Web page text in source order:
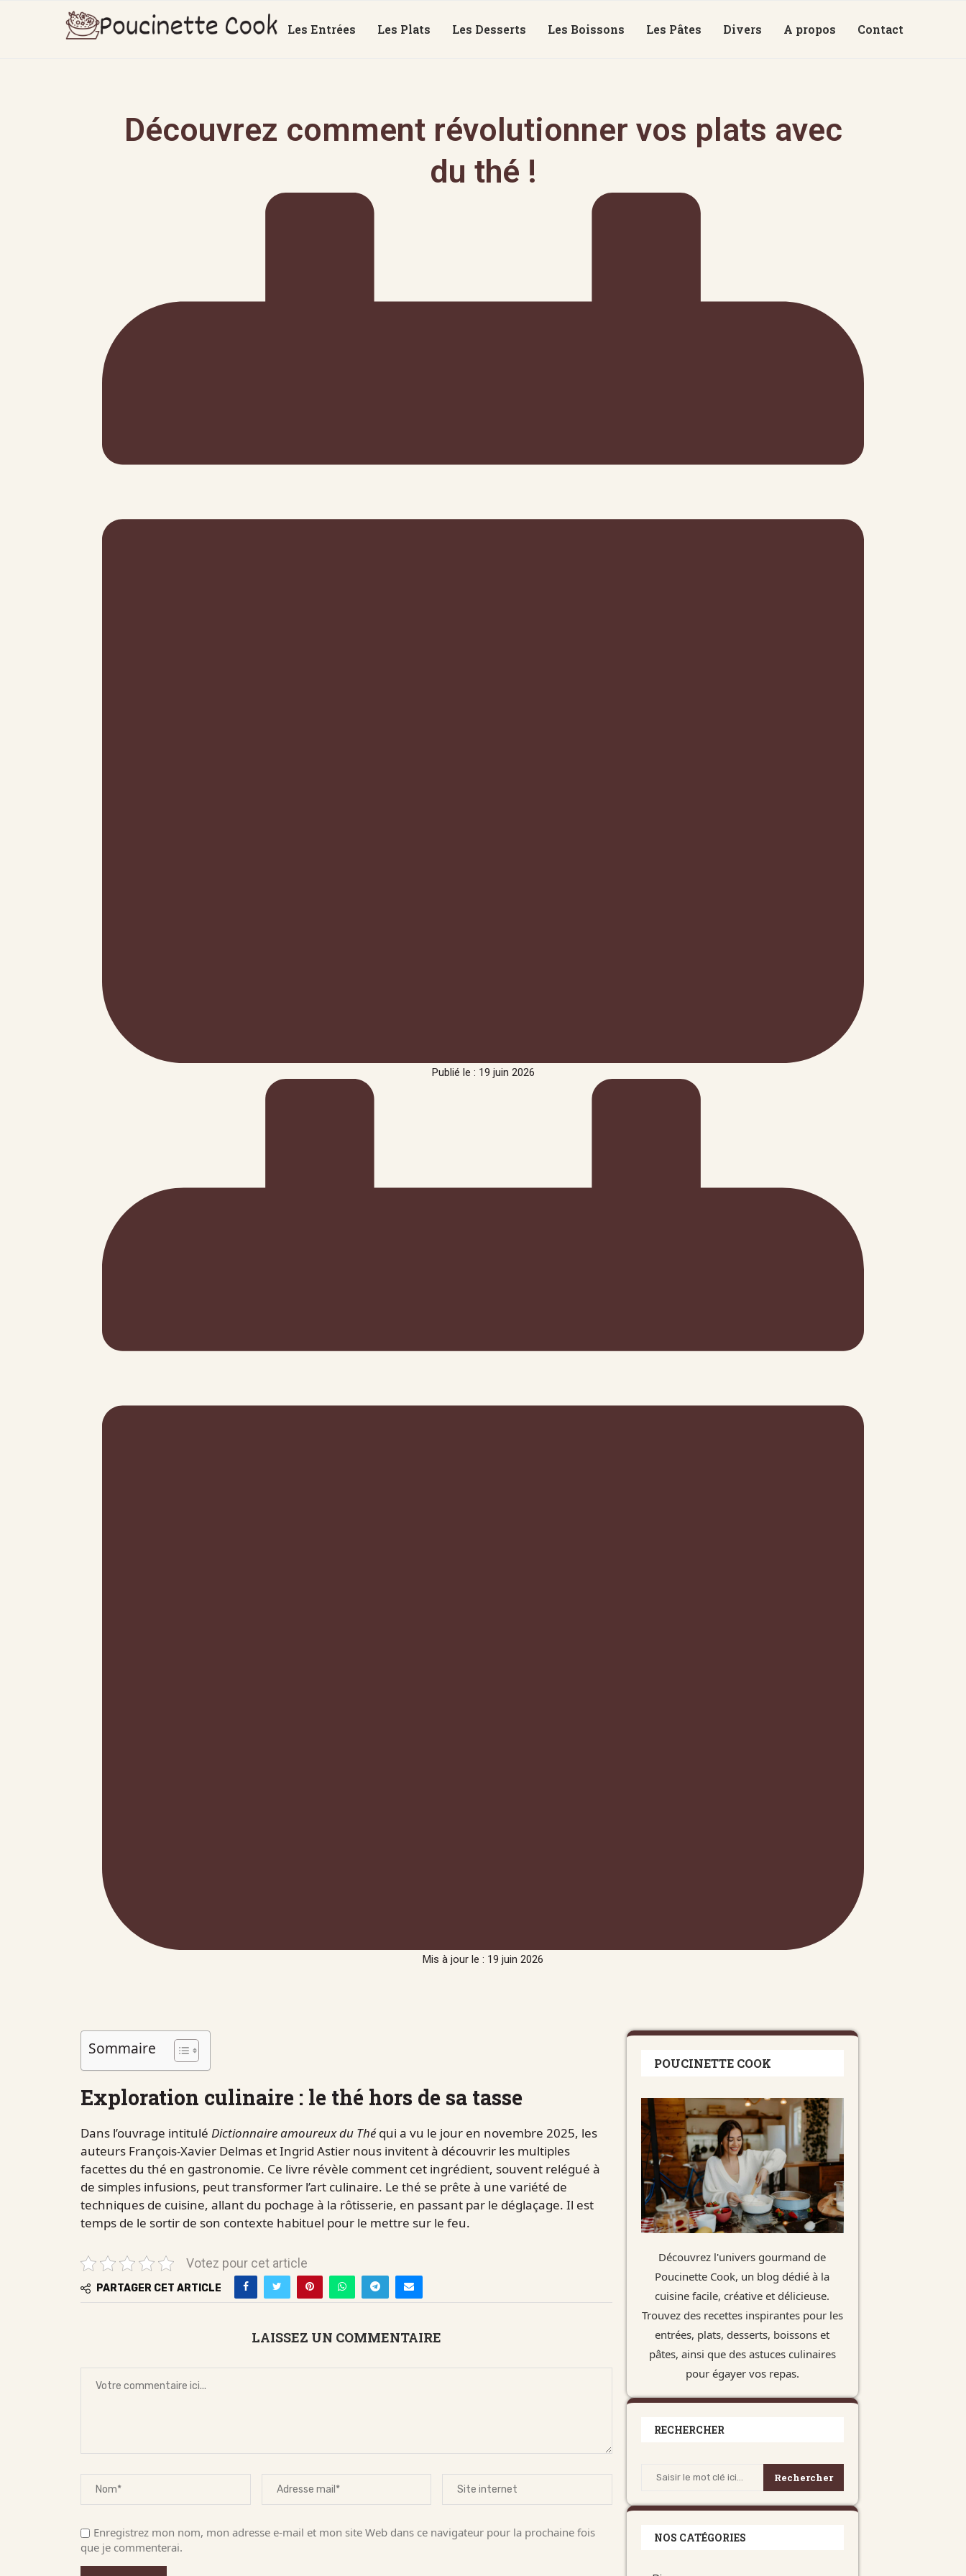
Les Entrées Les Plats Les Desserts Les Boissons Les Pâtes Divers A propos Contact
Découvrez comment révolutionner vos plats avec
du thé !
Publié le : 19 juin 2026
Mis à jour le : 19 juin 2026
Sommaire
Exploration culinaire : le thé hors de sa tasse
Dans l’ouvrage intitulé Dictionnaire amoureux du Thé qui a vu le jour en novembre 2025, les
auteurs François-Xavier Delmas et Ingrid Astier nous invitent à découvrir les multiples
facettes du thé en gastronomie. Ce livre révèle comment cet ingrédient, souvent relégué à
de simples infusions, peut transformer l’art culinaire. Le thé se prête à une variété de
techniques de cuisine, allant du pochage à la rôtisserie, en passant par le déglaçage. Il est
temps de le sortir de son contexte habituel pour le mettre sur le feu.
Votez pour cet article
PARTAGER CET ARTICLE
LAISSEZ UN COMMENTAIRE
Enregistrez mon nom, mon adresse e-mail et mon site Web dans ce navigateur pour la prochaine fois
que je commenterai.
POUCINETTE COOK
Découvrez l'univers gourmand de
Poucinette Cook, un blog dédié à la
cuisine facile, créative et délicieuse.
Trouvez des recettes inspirantes pour les
entrées, plats, desserts, boissons et
pâtes, ainsi que des astuces culinaires
pour égayer vos repas.
RECHERCHER
Rechercher
NOS CATÉGORIES